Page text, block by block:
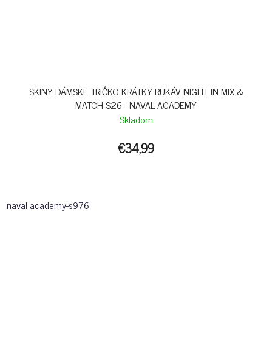
SKINY DÁMSKE TRIČKO KRÁTKY RUKÁV NIGHT IN MIX &
MATCH S26 - NAVAL ACADEMY
Skladom
€34,99
naval academy-s976